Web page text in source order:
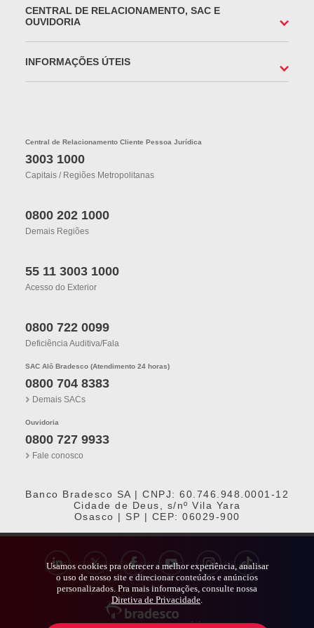
CENTRAL DE RELACIONAMENTO, SAC E
OUVIDORIA
INFORMAÇÕES ÚTEIS
Central de Relacionamento Cliente Pessoa Jurídica
3003 1000
Capitais / Regiões Metropolitanas
0800 202 1000
Demais Regiões
55 11 3003 1000
Acesso do Exterior
0800 722 0099
Deficiência Auditiva/fala
SAC Alô Bradesco (Atendimento 24 horas)
0800 704 8383
Demais SACs
Ouvidoria
0800 727 9933
Fale conosco
Banco Bradesco SA | CNPJ: 60.746.948.0001-12
Cidade de Deus, s/nº Vila Yara
Osasco | SP | CEP: 06029-900
Usamos cookies pra oferecer a melhor experiência, analisar
o uso de nosso site e direcionar conteúdos e anúncios
personalizados. Pra mais informações, consulte nossa
Diretiva de Privacidade.